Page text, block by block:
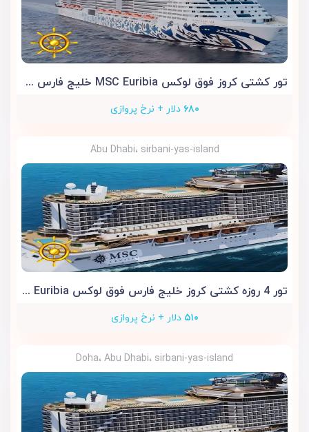
تور کشتی کروز فوق لوکس MSC Euribia خلیج فارس 5 روزه
۶۸۰ دلار + نرخ پروازی
Abu Dhabi، sirbani-yas-island
تور 4 روزه کشتی کروز خلیج فارس فوق لوکس MSC Euribia
۵۱۰ دلار + نرخ پروازی
Doha، Abu Dhabi، sirbani-yas-island